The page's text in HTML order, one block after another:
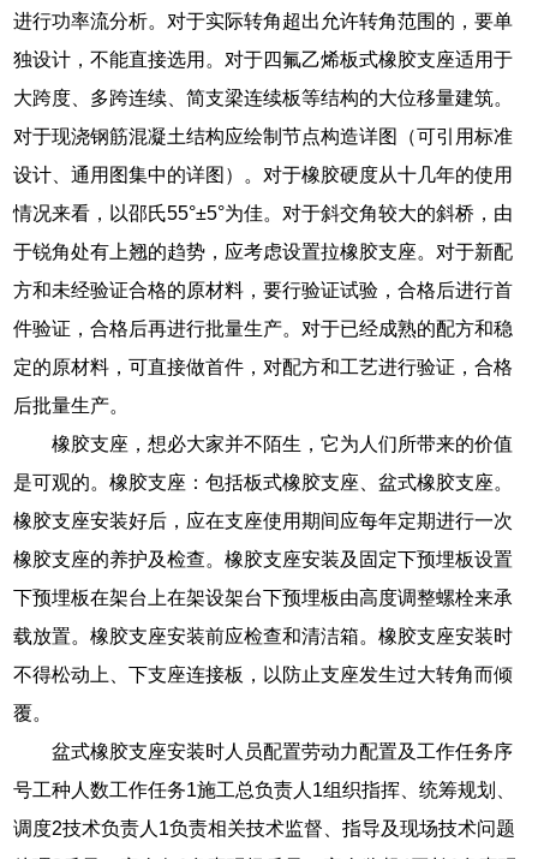
进行功率流分析。对于实际转角超出允许转角范围的，要单
独设计，不能直接选用。对于四氟乙烯板式橡胶支座适用于
大跨度、多跨连续、简支梁连续板等结构的大位移量建筑。
对于现浇钢筋混凝土结构应绘制节点构造详图（可引用标准
设计、通用图集中的详图）。对于橡胶硬度从十几年的使用
情况来看，以邵氏55°±5°为佳。对于斜交角较大的斜桥，由
于锐角处有上翘的趋势，应考虑设置拉橡胶支座。对于新配
方和未经验证合格的原材料，要行验证试验，合格后进行首
件验证，合格后再进行批量生产。对于已经成熟的配方和稳
定的原材料，可直接做首件，对配方和工艺进行验证，合格
后批量生产。
橡胶支座，想必大家并不陌生，它为人们所带来的价值
是可观的。橡胶支座：包括板式橡胶支座、盆式橡胶支座。
橡胶支座安装好后，应在支座使用期间应每年定期进行一次
橡胶支座的养护及检查。橡胶支座安装及固定下预埋板设置
下预埋板在架台上在架设架台下预埋板由高度调整螺栓来承
载放置。橡胶支座安装前应检查和清洁箱。橡胶支座安装时
不得松动上、下支座连接板，以防止支座发生过大转角而倾
覆。
盆式橡胶支座安装时人员配置劳动力配置及工作任务序
号工种人数工作任务1施工总负责人1组织指挥、统筹规划、
调度2技术负责人1负责相关技术监督、指导及现场技术问题